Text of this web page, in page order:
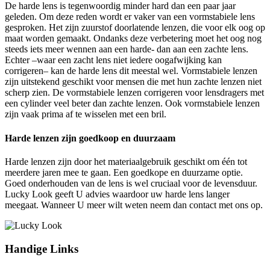
De harde lens is tegenwoordig minder hard dan een paar jaar
geleden. Om deze reden wordt er vaker van een vormstabiele lens
gesproken. Het zijn zuurstof doorlatende lenzen, die voor elk oog op
maat worden gemaakt. Ondanks deze verbetering moet het oog nog
steeds iets meer wennen aan een harde- dan aan een zachte lens.
Echter –waar een zacht lens niet iedere oogafwijking kan
corrigeren– kan de harde lens dit meestal wel. Vormstabiele lenzen
zijn uitstekend geschikt voor mensen die met hun zachte lenzen niet
scherp zien. De vormstabiele lenzen corrigeren voor lensdragers met
een cylinder veel beter dan zachte lenzen. Ook vormstabiele lenzen
zijn vaak prima af te wisselen met een bril.
Harde lenzen zijn goedkoop en duurzaam
Harde lenzen zijn door het materiaalgebruik geschikt om één tot
meerdere jaren mee te gaan. Een goedkope en duurzame optie.
Goed onderhouden van de lens is wel cruciaal voor de levensduur.
Lucky Look geeft U advies waardoor uw harde lens langer
meegaat. Wanneer U meer wilt weten neem dan contact met ons op.
Handige Links